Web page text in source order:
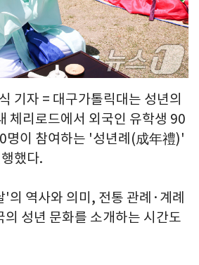
기자 = 대구가톨릭대는 성년의
체리로드에서 외국인 유학생 90
명이 참여하는 '성년례(成年禮)'
했다.
의 역사와 의미, 전통 관례·계례
성년 문화를 소개하는 시간도